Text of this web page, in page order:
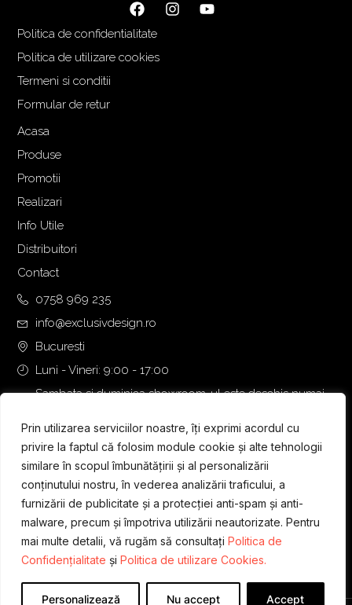
Prin utilizarea serviciilor noastre, îți exprimi acordul cu
privire la faptul că folosim module cookie și alte tehnologii
similare în scopul îmbunătățirii și al personalizării
conținutului nostru, în vederea analizării traficului, a
furnizării de publicitate și a protecției anti-spam și anti-
malware, precum și împotriva utilizării neautorizate. Pentru
mai multe detalii, vă rugăm să consultați Politica de
Confidențialitate și Politica de utilizare Cookies.
Personalizează Nu accept Accept
Politica de confidentialitate
Politica de utilizare cookies
Termeni si conditii
Formular de retur
Acasa
Produse
Promotii
Realizari
Info Utile
Distribuitori
Contact
0758 969 235
info@exclusivdesign.ro
Bucuresti
Luni - Vineri: 9:00 - 17:00
Sambata si duminica showroom-ul este deschis numai